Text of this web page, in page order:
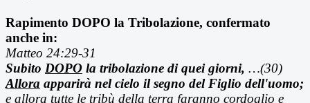
Rapimento DOPO la Tribolazione, confermato
anche in:
Matteo 24:29-31
Subito DOPO la tribolazione di quei giorni, …(30)
Allora apparirà nel cielo il segno del Figlio dell'uomo;
e allora tutte le tribù della terra faranno cordoglio e